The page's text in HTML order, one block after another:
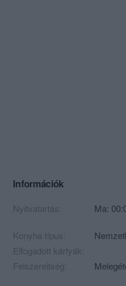
Információk
Nyitvatartás: Ma:
Konyha típus:
Elfogadott kártyák:
Felszereltség: